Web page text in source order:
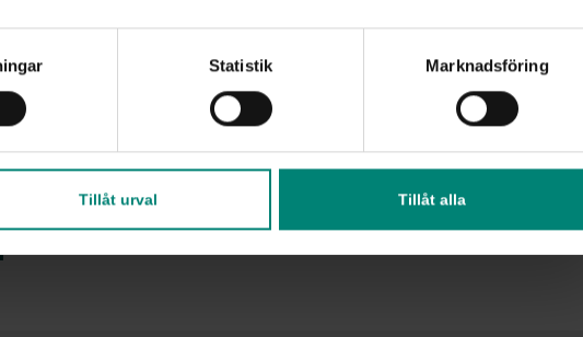
Statistik Marknadsföring
Tillåt urval Tillåt alla
weapons in a complex and changing world. Through a
we have jointly created a training package that
have a responsibility, and it starts with you and me.'
of the training package?